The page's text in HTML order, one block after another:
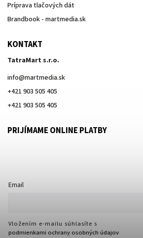
Príprava tlačových dát
Brandbook - martmedia.sk
KONTAKT
TatraMart s.r.o.
info@martmedia.sk
+421 903 505 405
+421 903 505 405
PRIJÍMAME ONLINE PLATBY
Email
Vložením e-mailu súhlasíte s
podmienkami ochrany osobných údajov